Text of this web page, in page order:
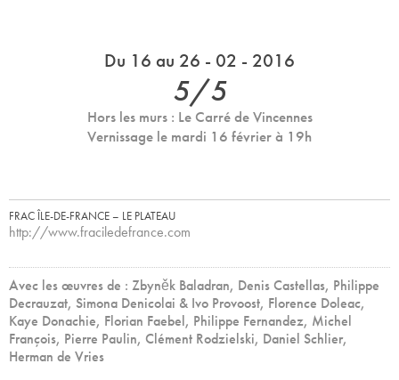
Du 16 au 26 - 02 - 2016
5/5
Hors les murs : Le Carré de Vincennes
Vernissage le mardi 16 février à 19h
FRAC ÎLE-DE-FRANCE – LE PLATEAU
http://www.fraciledefrance.com
Avec les œuvres de : Zbyněk Baladran, Denis Castellas, Philippe
Decrauzat, Simona Denicolai & Ivo Provoost, Florence Doleac,
Kaye Donachie, Florian Faebel, Philippe Fernandez, Michel
François, Pierre Paulin, Clément Rodzielski, Daniel Schlier,
Herman de Vries